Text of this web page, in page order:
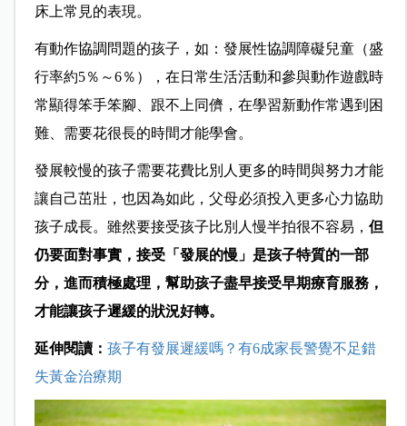
床上常見的表現。
有動作協調問題的孩子，如：發展性協調障礙兒童（盛
行率約5％～6％），在日常生活活動和參與動作遊戲時
常顯得笨手笨腳、跟不上同儕，在學習新動作常遇到困
難、需要花很長的時間才能學會。
發展較慢的孩子需要花費比別人更多的時間與努力才能
讓自己茁壯，也因為如此，父母必須投入更多心力協助
孩子成長。雖然要接受孩子比別人慢半拍很不容易， 但
仍要面對事實，接受「發展的慢」是孩子特質的一部
分，進而積極處理，幫助孩子盡早接受早期療育服務，
才能讓孩子遲緩的狀況好轉。
延伸閱讀： 孩子有發展遲緩嗎？有6成家長警覺不足錯
失黃金治療期